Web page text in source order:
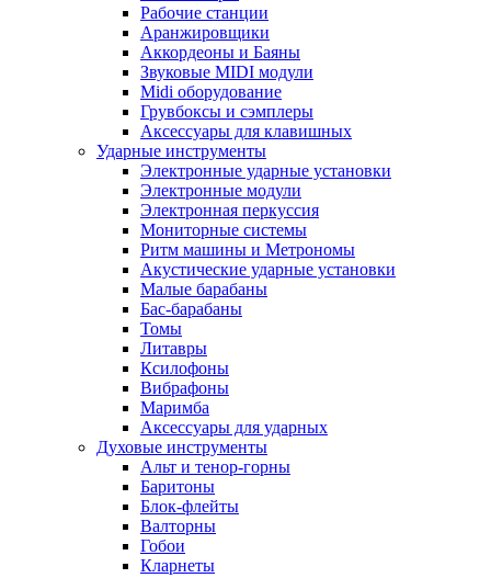
Рабочие станции
Аранжировщики
Аккордеоны и Баяны
Звуковые MIDI модули
Midi оборудование
Грувбоксы и сэмплеры
Аксессуары для клавишных
Ударные инструменты
Электронные ударные установки
Электронные модули
Электронная перкуссия
Мониторные системы
Ритм машины и Метрономы
Акустические ударные установки
Малые барабаны
Бас-барабаны
Томы
Литавры
Ксилофоны
Вибрафоны
Маримба
Аксессуары для ударных
Духовые инструменты
Альт и тенор-горны
Баритоны
Блок-флейты
Валторны
Гобои
Кларнеты